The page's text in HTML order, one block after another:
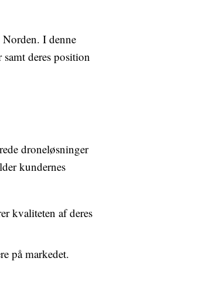
I denne
deres position
droneløsninger
kundernes
kvaliteten af deres
på markedet.